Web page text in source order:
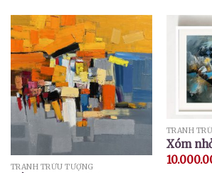
TRANH TRỪU TƯỢNG
TRANH
Xóm